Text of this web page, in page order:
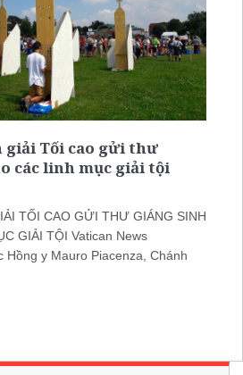
giải Tối cao gửi thư
các linh mục giải tội
TỐI CAO GỬI THƯ GIÁNG SINH
GIẢI TỘI Vatican News
Hồng y Mauro Piacenza, Chánh